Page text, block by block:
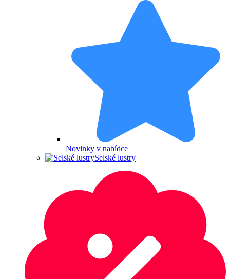
Novinky v nabídce
Selské lustry